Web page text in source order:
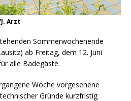
Arzt
Sommerwochenende
ab Freitag, dem 12. Juni
alle Badegäste.
Woche vorgesehene
Gründe kurzfristig